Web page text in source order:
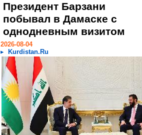
Президент Барзани
побывал в Дамаске с
однодневным визитом
2026-08-04
Kurdistan.Ru